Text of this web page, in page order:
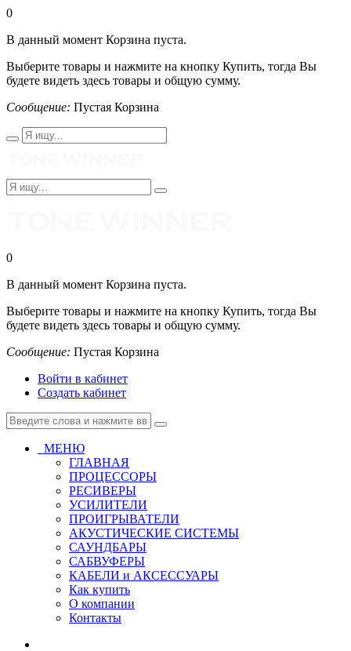
0
В данный момент Корзина пуста.
Выберите товары и нажмите на кнопку Купить, тогда Вы
будете видеть здесь товары и общую сумму.
Сообщение: Пустая Корзина
0
В данный момент Корзина пуста.
Выберите товары и нажмите на кнопку Купить, тогда Вы
будете видеть здесь товары и общую сумму.
Сообщение: Пустая Корзина
Войти в кабинет
Создать кабинет
МЕНЮ
ГЛАВНАЯ
ПРОЦЕССОРЫ
РЕСИВЕРЫ
УСИЛИТЕЛИ
ПРОИГРЫВАТЕЛИ
АКУСТИЧЕСКИЕ СИСТЕМЫ
САУНДБАРЫ
САБВУФЕРЫ
КАБЕЛИ и АКСЕССУАРЫ
Как купить
О компании
Контакты